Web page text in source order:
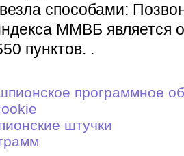
способами:
ММВБ является
пунктов. .
программное
штучки